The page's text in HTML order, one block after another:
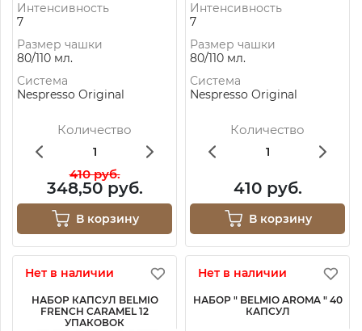
Интенсивность
7
Размер чашки
80/110 мл.
Система
Nespresso Original
Количество
410 руб.
348,50 руб.
В корзину
Интенсивность
7
Размер чашки
80/110 мл.
Система
Nespresso Original
Количество
410 руб.
В корзину
Нет в наличии
НАБОР КАПСУЛ BELMIO
FRENCH CARAMEL 12
УПАКОВОК
Нет в наличии
НАБОР " BELMIO AROMA " 40
КАПСУЛ